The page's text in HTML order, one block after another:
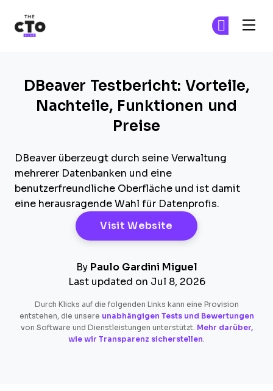
DBeaver Testbericht: Vorteile,
Nachteile, Funktionen und
Preise
DBeaver überzeugt durch seine Verwaltung
mehrerer Datenbanken und eine
benutzerfreundliche Oberfläche und ist damit
eine herausragende Wahl für Datenprofis.
Visit Website Opens New
By Paulo Gardini Miguel
Last updated on Jul 8, 2026
Durch Klicks auf die folgenden Links kann eine Provision
entstehen, die unsere unabhängigen Tests und Bewertungen
von Software und Dienstleistungen unterstützt. Mehr darüber,
wie wir Transparenz sicherstellen.